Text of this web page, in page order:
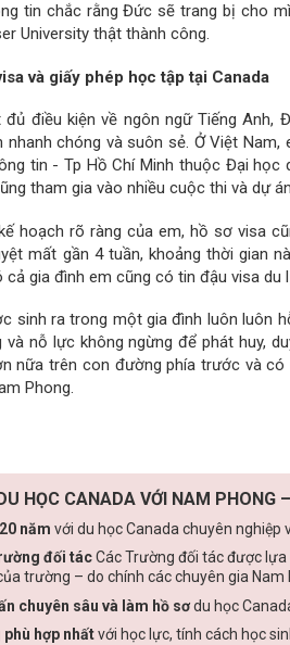
tin chắc rằng Đức sẽ trang bị cho
University thật thành công.
và giấy phép học tập tại Canada
điều kiện về ngôn ngữ Tiếng Anh,
chóng và suôn sẻ. Ở Việt
tin - Tp Hồ Chí Minh thuộc Đại
tham gia vào nhiều cuộc thi và dự
hoạch rõ ràng của em, hồ sơ visa
mất gần 4 tuần, khoảng thời gian
cả gia đình em cũng có tin đậu visa du
sinh ra trong một gia đình luôn luôn
nỗ lực không ngừng để phát huy,
nữa trên con đường phía trước và
Phong.
HỌC CANADA VỚI NAM PHONG
năm với du học Canada chuyên nghiệp
đối tácCác Trường đối tác được
trường – do chính các chuyên gia
chuyên sâu và làm hồ sơdu học
hợp nhấtvới học lực, tính cách học